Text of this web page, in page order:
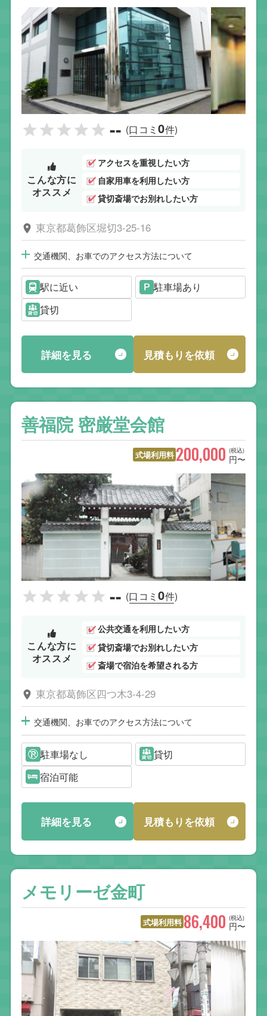
-- (口コミ0件)
こんな方に
オススメ
アクセスを重視したい方
自家用車を利用したい方
貸切斎場でお別れしたい方
東京都葛飾区堀切3-25-16
交通機関、お車でのアクセス方法について
駅に近い
駐車場あり
貸切
詳細を見る 見積もりを依頼
善福院 密厳堂会館
式場利用料 (税込)
200,000 円〜
-- (口コミ0件)
こんな方に
オススメ
公共交通を利用したい方
貸切斎場でお別れしたい方
斎場で宿泊を希望される方
東京都葛飾区四つ木3-4-29
交通機関、お車でのアクセス方法について
駐車場なし
貸切
宿泊可能
詳細を見る 見積もりを依頼
メモリーゼ金町
式場利用料 (税込)
86,400 円〜